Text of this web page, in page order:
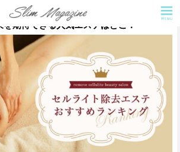
ライト除去エステおすすめランキング！
を期待できる人気エステはどこ？